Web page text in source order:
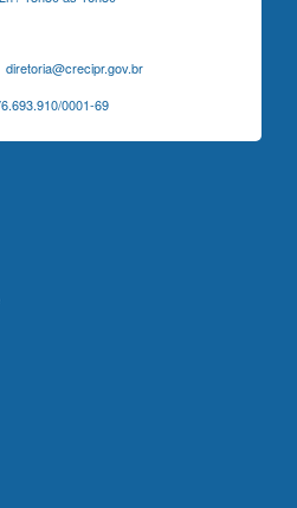
0001-69